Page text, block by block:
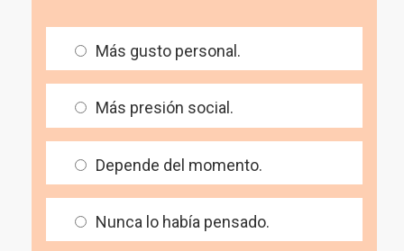
Más gusto personal.
Más presión social.
Depende del momento.
Nunca lo había pensado.